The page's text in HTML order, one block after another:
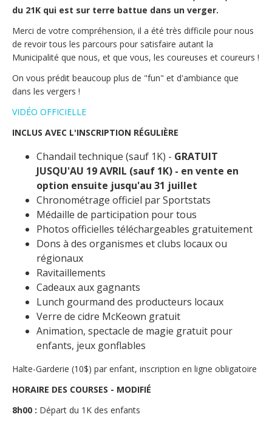
du 21K qui est sur terre battue dans un verger.
Merci de votre compréhension, il a été très difficile pour nous
de revoir tous les parcours pour satisfaire autant la
Municipalité que nous, et que vous, les coureuses et coureurs !
On vous prédit beaucoup plus de "fun" et d'ambiance que
dans les vergers !
VIDÉO OFFICIELLE
INCLUS AVEC L'INSCRIPTION RÉGULIÈRE
Chandail technique (sauf 1K) - GRATUIT
JUSQU'AU 19 AVRIL (sauf 1K) - en vente en
option ensuite jusqu'au 31 juillet
Chronométrage officiel par Sportstats
Médaille de participation pour tous
Photos officielles téléchargeables gratuitement
Dons à des organismes et clubs locaux ou
régionaux
Ravitaillements
Cadeaux aux gagnants
Lunch gourmand des producteurs locaux
Verre de cidre McKeown gratuit
Animation, spectacle de magie gratuit pour
enfants, jeux gonflables
Halte-Garderie (10$) par enfant, inscription en ligne obligatoire
HORAIRE DES COURSES - MODIFIÉ
8h00 : Départ du 1K des enfants